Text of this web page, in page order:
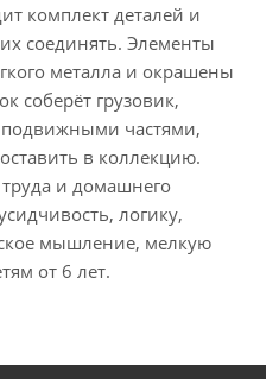
комплект деталей и
соединять. Элементы
металла и окрашены
соберёт грузовик,
подвижными частями,
в коллекцию.
и домашнего
логику,
мышление, мелкую
от 6 лет.